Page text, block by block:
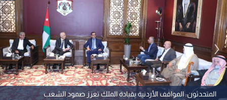
المتحدثون: المواقف الأردنية بقيادة الملك تعزز صمود الشعب